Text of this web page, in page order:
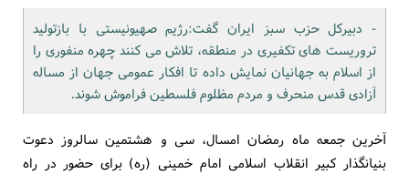
- دبیرکل حزب سبز ایران گفت:رژیم صهیونیستی با بازتولید
تروریست های تکفیری در منطقه، تلاش می کنند چهره منفوری را
از اسلام به جهانیان نمایش داده تا افکار عمومی جهان از مساله
آزادی قدس منحرف و مردم مظلوم فلسطین فراموش شوند.
آخرین جمعه ماه رمضان امسال، سی و هشتمین سالروز دعوت
بنیانگذار کبیر انقلاب اسلامی امام خمینی (ره) برای حضور در راه